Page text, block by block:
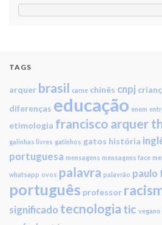
TAGS
arquer brasil carne chinês cnpj
diferenças educação enem
etimologia francisco arquer
galinhas livres gatinhos gatos história
portuguesa mensagens mensagens face
whatsapp ovos palavra palavrão paulo
português professor
significado tecnologia tic vegano